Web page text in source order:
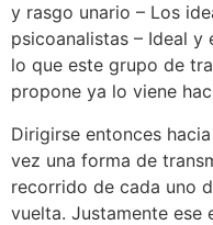
y rasgo unario – Los
psicoanalistas – Ideal y
lo que este grupo de
propone ya lo viene
Dirigirse entonces
vez una forma de
recorrido de cada uno
vuelta. Justamente ese